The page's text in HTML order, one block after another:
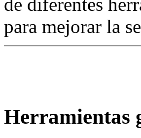
para mejorar la
Herramientas